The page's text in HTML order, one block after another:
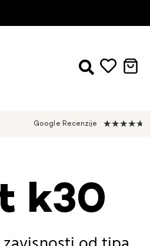
Google Recenzije ★★★★★
k30